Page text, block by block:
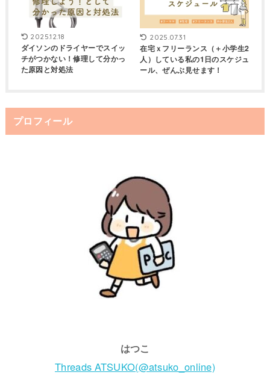
2025.12.18
ダイソンのドライヤーでスイッ
チがつかない！修理して分かっ
た原因と対処法
2025.07.31
在宅ｘフリーランス（＋小学生2
人）している私の1日のスケジュ
ール、ぜんぶ見せます！
プロフィール
はつこ
Threads ATSUKO(@atsuko_online)